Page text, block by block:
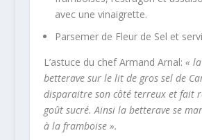
avec une vinaigrette.
Parsemer de Fleur de Sel et
L’astuce du chef Armand Arnal: «
betterave sur le lit de gros sel de
disparaitre son côté terreux et fait
goût sucré. Ainsi la betterave se
à la framboise ».